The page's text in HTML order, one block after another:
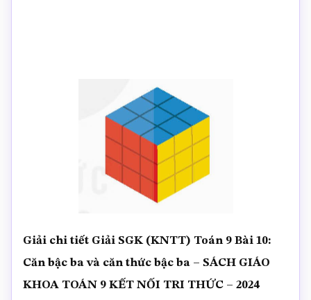
Giải chi tiết Giải SGK (KNTT) Toán 9 Bài 10:
Căn bậc ba và căn thức bậc ba – SÁCH GIÁO
KHOA TOÁN 9 KẾT NỐI TRI THỨC – 2024